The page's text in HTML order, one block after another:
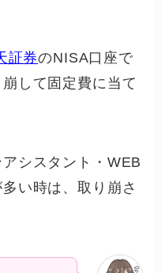
証券のNISA口座で
して固定費に当て
シスタント・WEB
い時は、取り崩さ